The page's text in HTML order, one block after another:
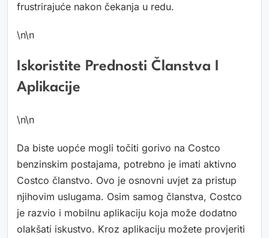
frustrirajuće nakon čekanja u redu.
\n\n
Iskoristite Prednosti Članstva I
Aplikacije
\n\n
Da biste uopće mogli točiti gorivo na Costco
benzinskim postajama, potrebno je imati aktivno
Costco članstvo. Ovo je osnovni uvjet za pristup
njihovim uslugama. Osim samog članstva, Costco
je razvio i mobilnu aplikaciju koja može dodatno
olakšati iskustvo. Kroz aplikaciju možete provjeriti